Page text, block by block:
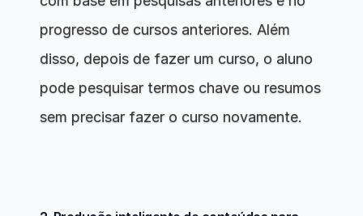
progresso de cursos anteriores. Além
disso, depois de fazer um curso, o aluno
pode pesquisar termos chave ou resumos
sem precisar fazer o curso novamente.